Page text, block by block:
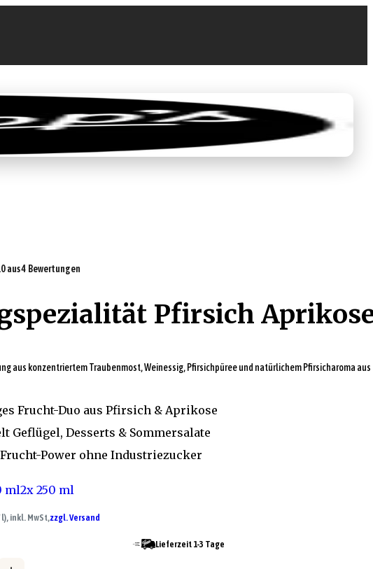
0,00 €
aus 4 Bewertungen
Pfirsich
aus konzentriertem Traubenmost, Weinessig, Pfirsichpüree und natürlichem Pfirsicharoma aus
Frucht-Duo aus Pfirsich & Aprikose
Geflügel, Desserts & Sommersalate
Power ohne Industriezucker
ml2x 250 ml
l), inkl. MwSt,zzgl. Versand
Lieferzeit 1-3 Tage